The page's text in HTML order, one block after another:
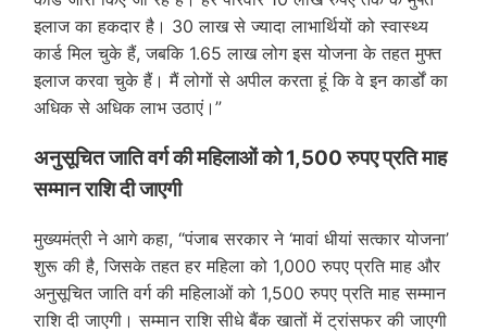
इलाज का हकदार है। 30 लाख से ज्यादा लाभार्थियों को स्वास्थ्य
कार्ड मिल चुके हैं, जबकि 1.65 लाख लोग इस योजना के तहत मुफ्त
इलाज करवा चुके हैं। मैं लोगों से अपील करता हूं कि वे इन कार्डों का
अधिक से अधिक लाभ उठाएं।”
अनुसूचित जाति वर्ग की महिलाओं को 1,500 रुपए प्रति माह
सम्मान राशि दी जाएगी
मुख्यमंत्री ने आगे कहा, “पंजाब सरकार ने ‘मावां धीयां सत्कार योजना’
शुरू की है, जिसके तहत हर महिला को 1,000 रुपए प्रति माह और
अनुसूचित जाति वर्ग की महिलाओं को 1,500 रुपए प्रति माह सम्मान
राशि दी जाएगी। सम्मान राशि सीधे बैंक खातों में ट्रांसफर की जाएगी